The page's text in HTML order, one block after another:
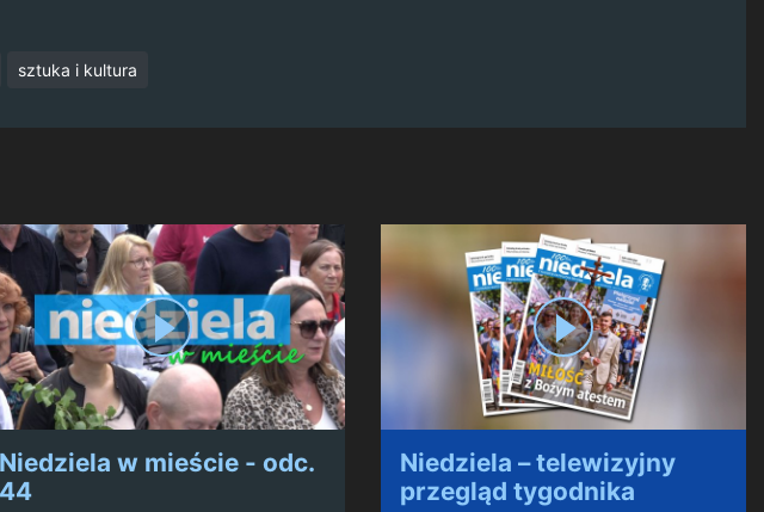
sztuka i kultura
Niedziela w mieście - odc.
44
Niedziela – telewizyjny
przegląd tygodnika